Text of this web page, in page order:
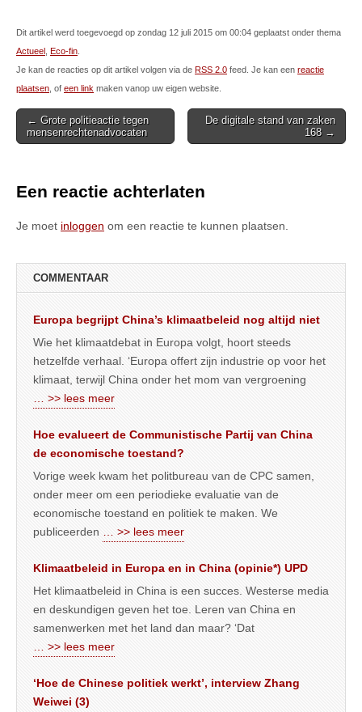
Dit artikel werd toegevoegd op zondag 12 juli 2015 om 00:04 geplaatst onder thema
Actueel Eco-fin
Je kan de reacties op dit artikel volgen via de RSS 2.0 feed. Je kan een reactie
plaatsen , of een link maken vanop uw eigen website.
Post
navigation
← Grote politieactie tegen
mensenrechtenadvocaten
De digitale stand van zaken
168 →
Een reactie achterlaten
Je moet inloggen om een reactie te kunnen plaatsen.
COMMENTAAR
Europa begrijpt China’s klimaatbeleid nog altijd niet
Wie het klimaatdebat in Europa volgt, hoort steeds
hetzelfde verhaal. ‘Europa offert zijn industrie op voor het
klimaat, terwijl China onder het mom van vergroening
… >> lees meer
Hoe evalueert de Communistische Partij van China
de economische toestand?
Vorige week kwam het politbureau van de CPC samen,
onder meer om een periodieke evaluatie van de
economische toestand en politiek te maken. We
publiceerden
… >> lees meer
Klimaatbeleid in Europa en in China (opinie*) UPD
Het klimaatbeleid in China is een succes. Westerse media
en deskundigen geven het toe. Leren van China en
samenwerken met het land dan maar? ‘Dat
… >> lees meer
‘Hoe de Chinese politiek werkt’, interview Zhang
Weiwei (3)